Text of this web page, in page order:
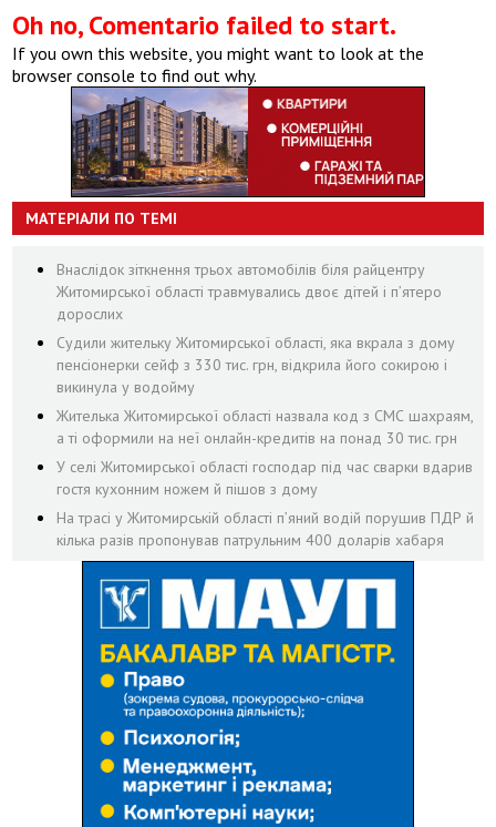
Oh no, Comentario failed to start.
If you own this website, you might want to look at the
browser console to find out why.
МАТЕРІАЛИ ПО ТЕМІ
Внаслідок зіткнення трьох автомобілів біля райцентру
Житомирської області травмувались двоє дітей і пʼятеро
дорослих
Судили жительку Житомирської області, яка вкрала з дому
пенсіонерки сейф з 330 тис. грн, відкрила його сокирою і
викинула у водойму
Жителька Житомирської області назвала код з СМС шахраям,
а ті оформили на неї онлайн-кредитів на понад 30 тис. грн
У селі Житомирської області господар під час сварки вдарив
гостя кухонним ножем й пішов з дому
На трасі у Житомирській області п’яний водій порушив ПДР й
кілька разів пропонував патрульним 400 доларів хабаря